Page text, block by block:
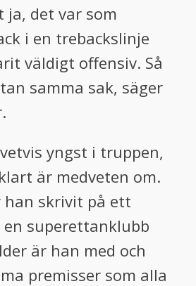
ja, det var som
i en trebackslinje
väldigt offensiv. Så
samma sak, säger
yngst i truppen,
är medveten om.
skrivit på ett
superettanklubb
är han med och
premisser som alla